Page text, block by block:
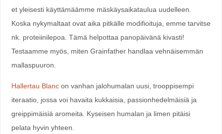
et yleisesti käyttämäämme mäskäysaikataulua uudelleen.
Koska nykymaltaat ovat aika pitkälle modifioituja, emme tarvitse
nk. proteiinilepoa. Tämä helpottaa panopäivänä kivasti!
Testaamme myös, miten Grainfather handlaa vehnäisemmän
mallaspuuron.
Hallertau Blancon vanhan jalohumalan uusi, trooppisempi
iteraatio, jossa voi havaita kukkaisia, passionhedelmäisiä ja
greippimäisiä aromeita. Kyseisen humalan ja limen pitäisi
pelata hyvin yhteen.